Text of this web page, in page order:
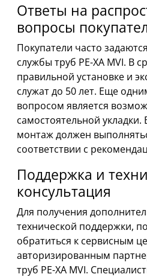
Ответы на
вопросы
Покупатели часто
службы труб PE-XA MVI. В
правильной установке и
служат до 50 лет. Еще
вопросом является
самостоятельной
монтаж должен
соответствии с
Поддержка и
консультация
Для получения
технической поддержки,
обратиться к сервисным
авторизированным
труб PE-XA MVI.